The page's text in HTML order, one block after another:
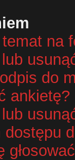
na
do
ankietę?